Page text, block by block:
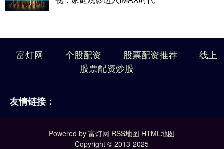
富灯网 个股配资 股票配资推荐
线上
股票配资炒股
友情链接：
Powered by 富灯网 RSS地图 HTML地图
Copyright © 2013-2025